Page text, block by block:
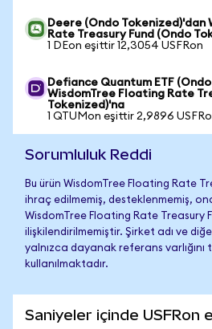
Deere (Ondo Tokenized)'dan
Rate Treasury Fund (Ondo
1 DEon eşittir 12,3054 USFRon
Defiance Quantum ETF
WisdomTree Floating Rate
Tokenized)'na
1 QTUMon eşittir 2,9896
Sorumluluk Reddi
Bu ürün WisdomTree Floating Rate
ihraç edilmemiş, desteklenmemiş,
WisdomTree Floating Rate Treasury
ilişkilendirilmemiştir. Şirket adı ve
yalnızca dayanak referans varlığını
kullanılmaktadır.
Saniyeler içinde USFRon